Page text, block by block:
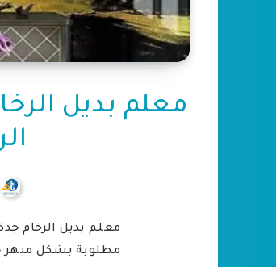
معلم بديل الرخام
مطلوبة بشكل مبهر